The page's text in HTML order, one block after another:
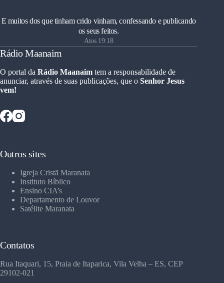
E muitos dos que tinham crido vinham, confessando e publicando
os seus feitos.
Atos 19:18
Rádio Maanaim
O portal da Rádio Maanaim tem a responsabilidade de
anunciar, através de suas publicações, que o Senhor Jesus
vem!
Outros sites
Igreja Cristã Maranata
Instituto Bíblico
Ensino CIA’s
Departamento de Louvor
Satélite Maranata
Contatos
Rua Itaquari, 15, Praia de Itaparica, Vila Velha – ES, CEP
29102-021